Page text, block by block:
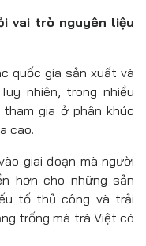
vai trò nguyên liệu
quốc gia sản xuất và
nhiên, trong nhiều
gia ở phân khúc
cao.
giai đoạn mà người
hơn cho những sản
tố thủ công và trải
trống mà trà Việt có